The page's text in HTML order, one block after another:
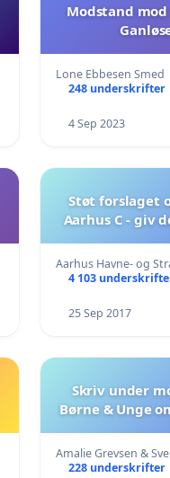
Modstand
Lone Ebbesen Smed
248 underskrifter
4 Sep 2023
Støt forslaget
Aarhus C - giv
Aarhus Havne- og
4 103
25 Sep 2017
Skriv under
Børne & Unge
Amalie Grevsen &
228 underskrifter